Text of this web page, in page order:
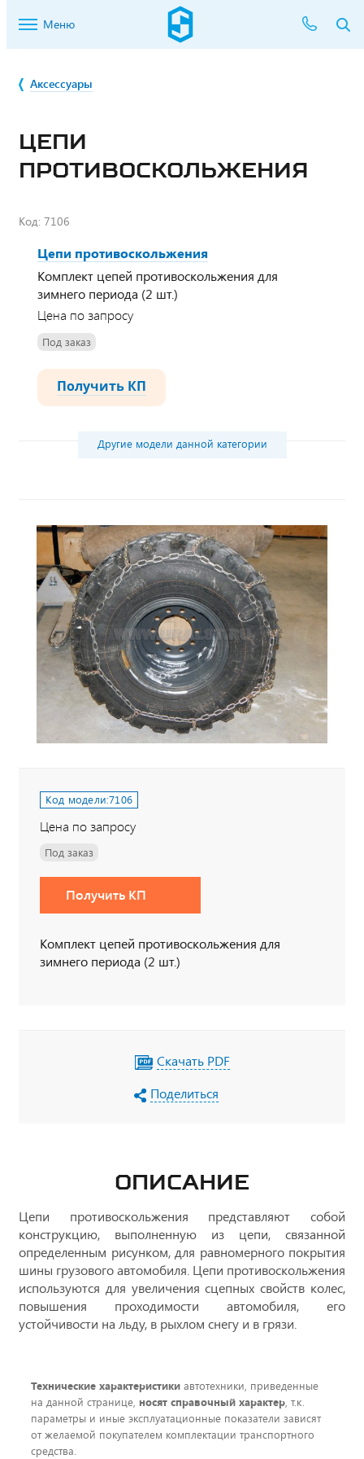
Меню
Аксессуары
ЦЕПИ
ПРОТИВОСКОЛЬЖЕНИЯ
Код: 7106
Цепи противоскольжения
Комплект цепей противоскольжения для
зимнего периода (2 шт.)
Цена по запросу
Под заказ
Получить КП
Другие модели данной категории
Код модели:7106
Цена по запросу
Под заказ
Получить КП
Комплект цепей противоскольжения для
зимнего периода (2 шт.)
Скачать PDF
Поделиться
ОПИСАНИЕ
Цепи противоскольжения представляют собой
конструкцию, выполненную из цепи, связанной
определенным рисунком, для равномерного покрытия
шины грузового автомобиля. Цепи противоскольжения
используются для увеличения сцепных свойств колес,
повышения проходимости автомобиля, его
устойчивости на льду, в рыхлом снегу и в грязи.
Технические характеристики автотехники, приведенные
на данной странице, носят справочный характер, т.к.
параметры и иные эксплуатационные показатели зависят
от желаемой покупателем комплектации транспортного
средства.